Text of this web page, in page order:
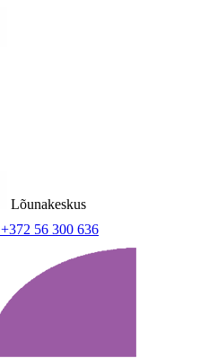
Lõunakeskus
+372 56 300 636